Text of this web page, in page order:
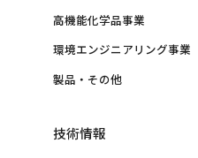
高機能化学品事業
環境エンジニアリング事業
製品・その他
技術情報